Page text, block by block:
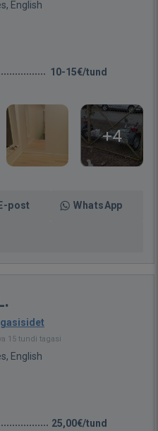
English
10-15€/tund
+4
E-post WhatsApp
15 tundi tagasi
English
25,00€/tund